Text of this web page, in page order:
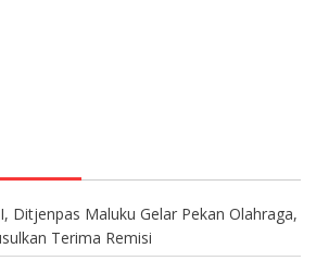
Ditjenpas Maluku Gelar Pekan Olahraga,
Terima Remisi